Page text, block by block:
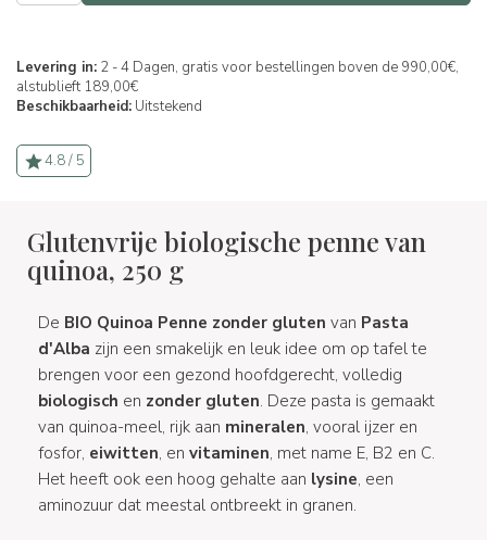
Levering in: 2 - 4 Dagen, gratis voor bestellingen boven de 990,00€,
alstublieft 189,00€
Beschikbaarheid: Uitstekend
4.8 / 5
Glutenvrije biologische penne van
quinoa, 250 g
De BIO Quinoa Penne zonder gluten van Pasta
d'Alba zijn een smakelijk en leuk idee om op tafel te
brengen voor een gezond hoofdgerecht, volledig
biologisch en zonder gluten. Deze pasta is gemaakt
van quinoa-meel, rijk aan mineralen, vooral ijzer en
fosfor, eiwitten, en vitaminen, met name E, B2 en C.
Het heeft ook een hoog gehalte aan lysine, een
aminozuur dat meestal ontbreekt in granen.